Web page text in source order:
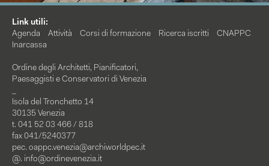
Link utili:
Agenda
Attività Corsi di formazione Ricerca iscritti
CNAPPC
Inarcassa
Ordine degli Architetti, Pianificatori,
Paesaggisti e Conservatori di Venezia
Isola del Tronchetto 14
30135 Venezia
t. 041 52 03 466 / 818
fax 041/5240377
pec. oappc.venezia@archiworldpec.it
@. info@ordinevenezia.it